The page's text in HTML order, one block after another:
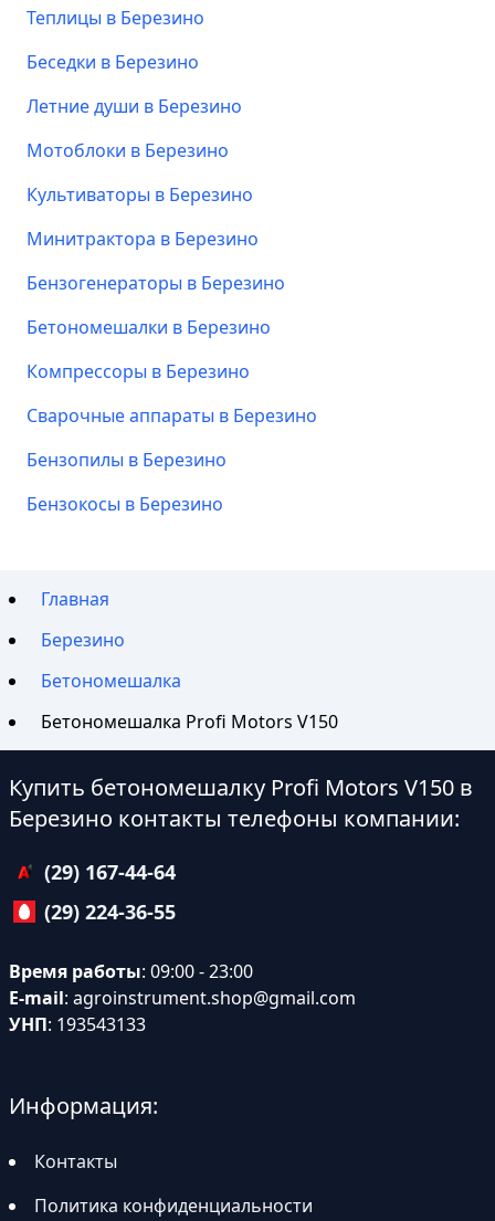
Теплицы в Березино
Беседки в Березино
Летние души в Березино
Мотоблоки в Березино
Культиваторы в Березино
Минитрактора в Березино
Бензогенераторы в Березино
Бетономешалки в Березино
Компрессоры в Березино
Сварочные аппараты в Березино
Бензопилы в Березино
Бензокосы в Березино
Главная
Березино
Бетономешалка
Бетономешалка Profi Motors V150
Купить бетономешалку Profi Motors V150 в
Березино контакты телефоны компании:
(29) 167-44-64
(29) 224-36-55
Время работы: 09:00 - 23:00
E-mail: agroinstrument.shop@gmail.com
УНП: 193543133
Информация:
Контакты
Политика конфиденциальности